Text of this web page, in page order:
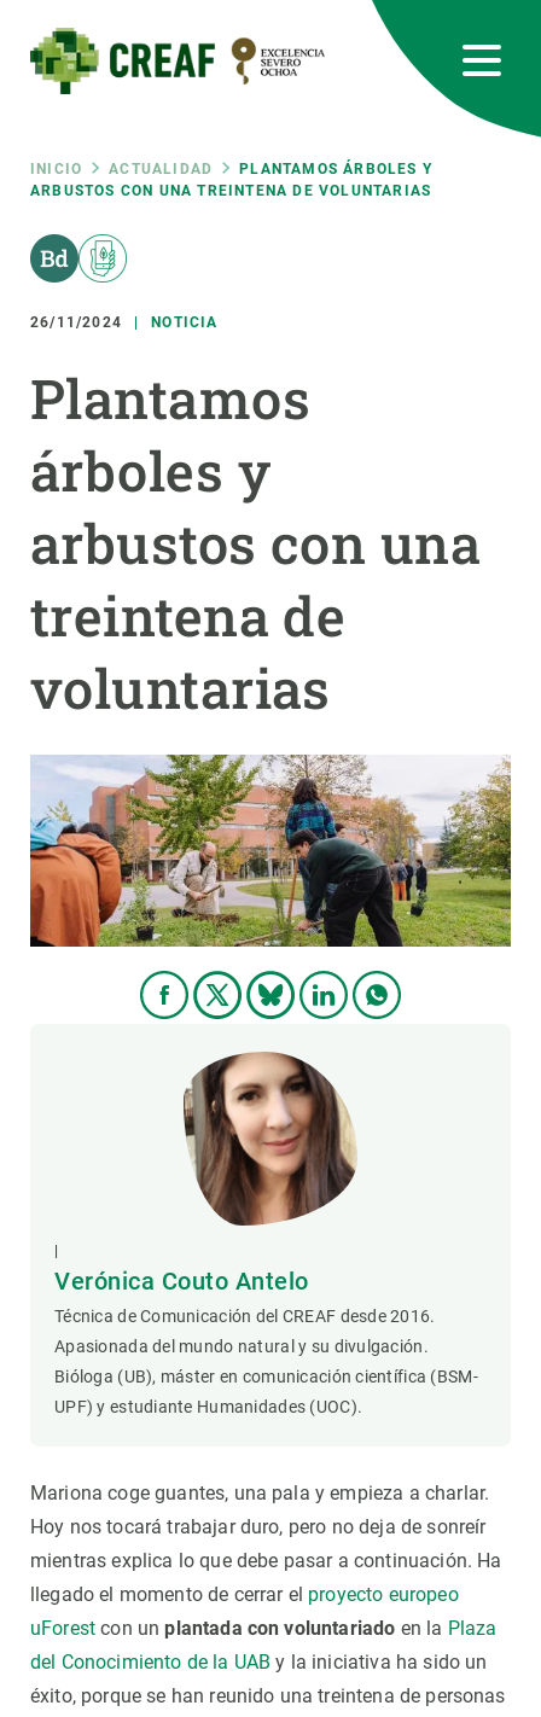
contenido
principal
Ruta
de
navegación
INICIO ACTUALIDAD
PLANTAMOS ÁRBOLES Y
ARBUSTOS CON UNA TREINTENA DE VOLUNTARIAS
26/11/2024 NOTICIA
Plantamos
árboles y
arbustos con una
treintena de
voluntarias
Verónica Couto Antelo
Técnica de Comunicación del CREAF desde 2016.
Apasionada del mundo natural y su divulgación.
Bióloga (UB), máster en comunicación científica (BSM-
UPF) y estudiante Humanidades (UOC).
Mariona coge guantes, una pala y empieza a charlar.
Hoy nos tocará trabajar duro, pero no deja de sonreír
mientras explica lo que debe pasar a continuación. Ha
llegado el momento de cerrar el proyecto europeo
uForest con unplantada con voluntariado en la Plaza
del Conocimiento de la UAB y la iniciativa ha sido un
éxito, porque se han reunido una treintena de personas
RRSS
Featured
responsive
INTRANET
Responsive
menu
INVESTIGACIÓN
CIENCIA EN ACCIÓN
ÚNETE A NOSOTROS